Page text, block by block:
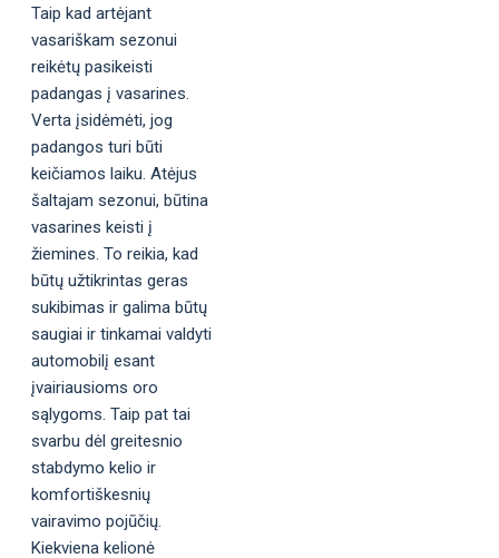
Taip kad artėjant
vasariškam sezonui
reikėtų pasikeisti
padangas į vasarines.
Verta įsidėmėti, jog
padangos turi būti
keičiamos laiku. Atėjus
šaltajam sezonui, būtina
vasarines keisti į
žiemines. To reikia, kad
būtų užtikrintas geras
sukibimas ir galima būtų
saugiai ir tinkamai valdyti
automobilį esant
įvairiausioms oro
sąlygoms. Taip pat tai
svarbu dėl greitesnio
stabdymo kelio ir
komfortiškesnių
vairavimo pojūčių.
Kiekviena kelionė